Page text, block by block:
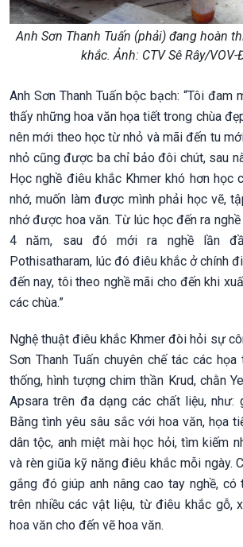
Anh Sơn Thanh Tuấn (phải) đang hoàn
khắc. Ảnh: CTV Sê Rây/VOV-
Anh Sơn Thanh Tuấn bộc bạch: “Tôi đam
thấy những hoa văn họa tiết trong chùa
nên mới theo học từ nhỏ và mãi đến tu
nhỏ cũng được ba chỉ bảo đôi chút, sau
Học nghề điêu khắc Khmer khó hơn học
nhớ, muốn làm được mình phải học vẽ,
nhớ được hoa văn. Từ lúc học đến ra
4 năm, sau đó mới ra nghề lần
Pothisatharam, lúc đó điêu khắc ở chính
đến nay, tôi theo nghề mãi cho đến khi
các chùa.”
Nghệ thuật điêu khắc Khmer đòi hỏi sự
Sơn Thanh Tuấn chuyên chế tác các
thống, hình tượng chim thần Krud, chằn
Apsara trên đa dạng các chất liệu, như:
Bằng tình yêu sâu sắc với hoa văn, họa
dân tộc, anh miệt mài học hỏi, tìm kiếm
và rèn giũa kỹ năng điêu khắc mỗi ngày.
gắng đó giúp anh nâng cao tay nghề,
trên nhiều các vật liệu, từ điêu khắc gỗ,
hoa văn cho đến vẽ hoa văn.